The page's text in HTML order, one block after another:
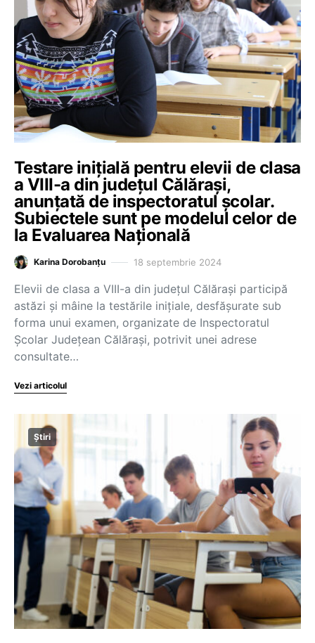
Testare iniţială pentru elevii de clasa
a VIII-a din judeţul Călăraşi,
anunțată de inspectoratul școlar.
Subiectele sunt pe modelul celor de
la Evaluarea Națională
Karina Dorobanțu 18 septembrie 2024
Elevii de clasa a VIII-a din județul Călărași participă
astăzi și mâine la testările inițiale, desfășurate sub
forma unui examen, organizate de Inspectoratul
Școlar Județean Călărași, potrivit unei adrese
consultate…
Vezi articolul
Știri